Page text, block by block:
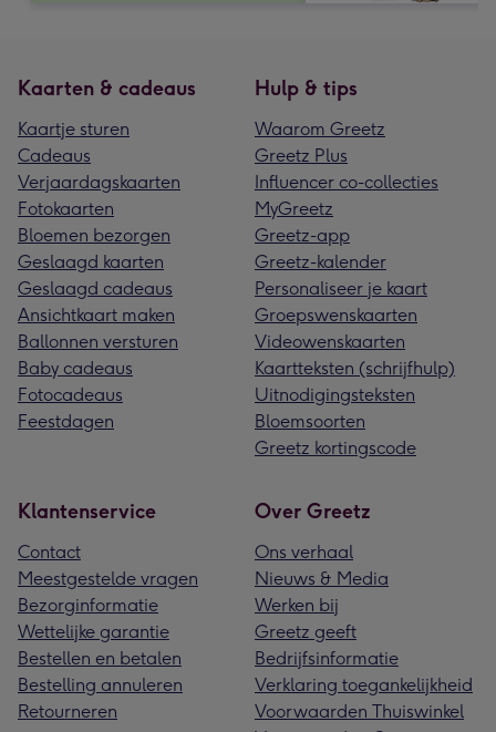
Kaarten & cadeaus
Kaartje sturen
Cadeaus
Verjaardagskaarten
Fotokaarten
Bloemen bezorgen
Geslaagd kaarten
Geslaagd cadeaus
Ansichtkaart maken
Ballonnen versturen
Baby cadeaus
Fotocadeaus
Feestdagen
Hulp & tips
Waarom Greetz
Greetz Plus
Influencer co-collecties
MyGreetz
Greetz-app
Greetz-kalender
Personaliseer je kaart
Groepswenskaarten
Videowenskaarten
Kaartteksten (schrijfhulp)
Uitnodigingsteksten
Bloemsoorten
Greetz kortingscode
Klantenservice
Contact
Meestgestelde vragen
Bezorginformatie
Wettelijke garantie
Bestellen en betalen
Bestelling annuleren
Retourneren
Over Greetz
Ons verhaal
Nieuws & Media
Werken bij
Greetz geeft
Bedrijfsinformatie
Verklaring toegankelijkheid
Voorwaarden Thuiswinkel